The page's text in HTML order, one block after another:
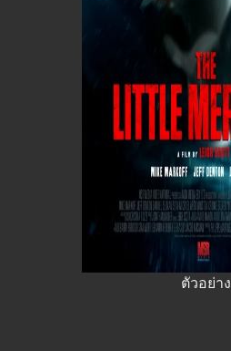
ตัวอย่าง